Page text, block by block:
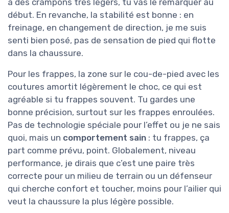
début. En revanche, la stabilité est bonne : en
freinage, en changement de direction, je me suis
senti bien posé, pas de sensation de pied qui flotte
dans la chaussure.
Pour les frappes, la zone sur le cou-de-pied avec les
coutures amortit légèrement le choc, ce qui est
agréable si tu frappes souvent. Tu gardes une
bonne précision, surtout sur les frappes enroulées.
Pas de technologie spéciale pour l’effet ou je ne sais
quoi, mais un comportement sain : tu frappes, ça
part comme prévu, point. Globalement, niveau
performance, je dirais que c’est une paire très
correcte pour un milieu de terrain ou un défenseur
qui cherche confort et toucher, moins pour l’ailier qui
veut la chaussure la plus légère possible.